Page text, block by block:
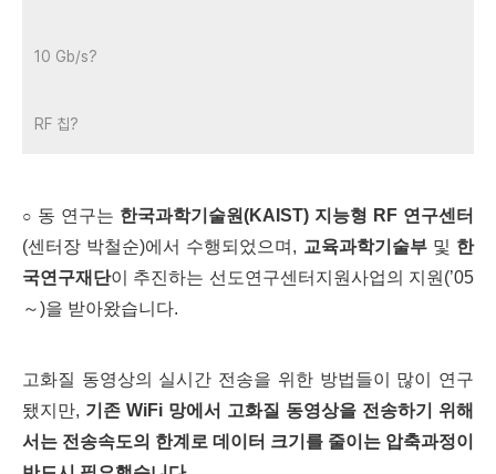
10 Gb/s?
RF 칩?
○ 동 연구는 한국과학기술원(KAIST) 지능형 RF 연구센터
(센터장 박철순)에서 수행되었으며, 교육과학기술부및 한
국연구재단이 추진하는 선도연구센터지원사업의 지원(’05
～)을 받아왔습니다.
고화질 동영상의 실시간 전송을 위한 방법들이 많이 연구
됐지만, 기존 WiFi 망에서 고화질 동영상을 전송하기 위해
서는 전송속도의 한계로 데이터 크기를 줄이는 압축과정이